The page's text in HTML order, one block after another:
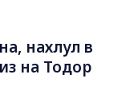
нахлул в
на Тодор